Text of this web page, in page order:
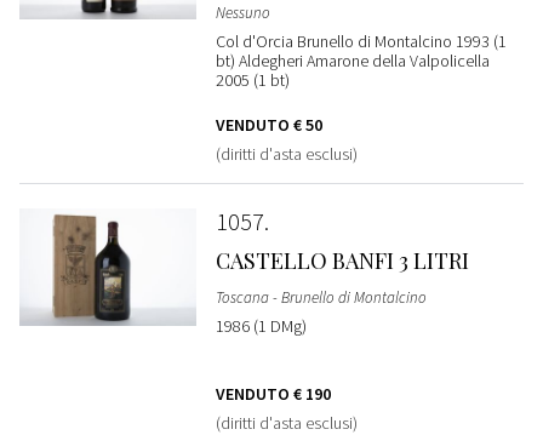
Nessuno
Col d'Orcia Brunello di Montalcino 1993 (1
bt) Aldegheri Amarone della Valpolicella
2005 (1 bt)
VENDUTO € 50
(diritti d'asta esclusi)
1057
CASTELLO BANFI 3 LITRI
Toscana - Brunello di Montalcino
1986 (1 DMg)
VENDUTO € 190
(diritti d'asta esclusi)